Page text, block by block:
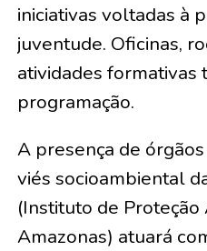
iniciativas voltadas à
juventude. Oficinas,
atividades formativas
programação.
A presença de
viés socioambiental
(Instituto de
Amazonas) atuará